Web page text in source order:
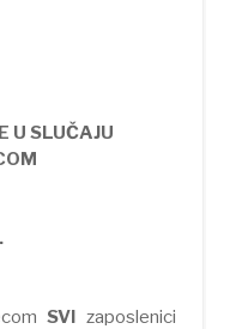
U SLUČAJU
SVI zaposlenici